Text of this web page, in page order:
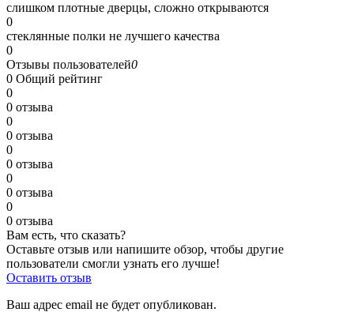
слишком плотные дверцы, сложно открываются
0
стеклянные полки не лучшего качества
0
Отзывы пользователей0
0 Общий рейтинг
0
0 отзыва
0
0 отзыва
0
0 отзыва
0
0 отзыва
0
0 отзыва
Вам есть, что сказать?
Оставьте отзыв или напишите обзор, чтобы другие
пользователи смогли узнать его лучше!
Оставить отзыв
Ваш адрес email не будет опубликован.